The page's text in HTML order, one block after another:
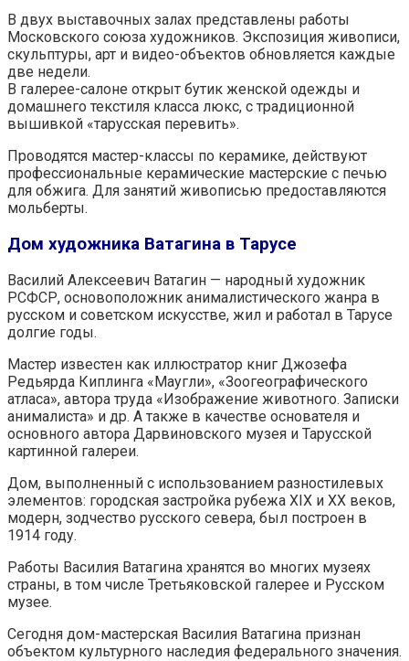
В двух выставочных залах представлены работы
Московского союза художников. Экспозиция живописи,
скульптуры, арт и видео-объектов обновляется каждые
две недели.
В галерее-салоне открыт бутик женской одежды и
домашнего текстиля класса люкс, с традиционной
вышивкой «тарусская перевить».
Проводятся мастер-классы по керамике, действуют
профессиональные керамические мастерские с печью
для обжига. Для занятий живописью предоставляются
мольберты.
Дом художника Ватагина в Тарусе
Василий Алексеевич Ватагин — народный художник
РСФСР, основоположник анималистического жанра в
русском и советском искусстве, жил и работал в Тарусе
долгие годы.
Мастер известен как иллюстратор книг Джозефа
Редьярда Киплинга «Маугли», «Зоогеографического
атласа», автора труда «Изображение животного. Записки
анималиста» и др. А также в качестве основателя и
основного автора Дарвиновского музея и Тарусской
картинной галереи.
Дом, выполненный с использованием разностилевых
элементов: городская застройка рубежа XIX и XX веков,
модерн, зодчество русского севера, был построен в
1914 году.
Работы Василия Ватагина хранятся во многих музеях
страны, в том числе Третьяковской галерее и Русском
музее.
Сегодня дом-мастерская Василия Ватагина признан
объектом культурного наследия федерального значения.